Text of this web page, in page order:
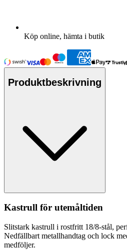
Köp online, hämta i butik
Produktbeskrivning
Kastrull för utemåltiden
Slitstark kastrull i rostfritt 18/8-stål, pe
Nedfällbart metallhandtag och lock
medföljer.